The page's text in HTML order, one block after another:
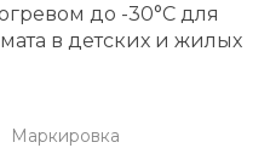
до -30°С для
в детских и жилых
Маркировка